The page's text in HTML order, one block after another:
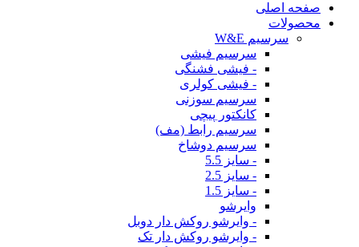
صفحه اصلی
محصولات
سرسیم W&E
سرسیم فیشی
- فیشی فشنگی
- فیشی کولری
سرسیم سوزنی
کانکتور پیچی
سرسیم رابط (مف)
سرسیم دوشاخ
- سایز 5.5
- سایز 2.5
- سایز 1.5
وایرشو
- وایرشو روکش دار دوبل
- وایرشو روکش دار تک